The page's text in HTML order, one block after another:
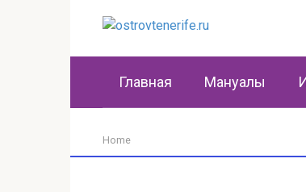
Главная Мануалы
Home